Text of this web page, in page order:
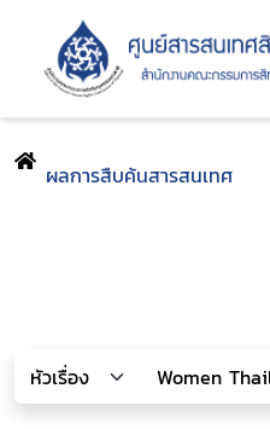
ผลการสืบค้นสารสนเทศ